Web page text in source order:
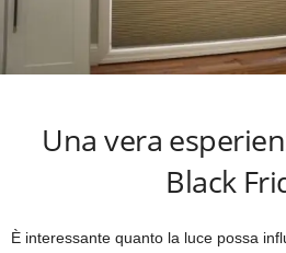
Una vera
Black
È interessante quanto la luce possa